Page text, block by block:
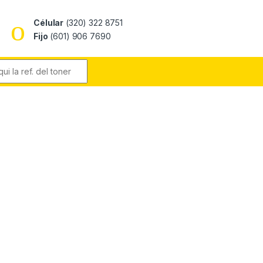
Célular (320) 322 8751
Fijo (601) 906 7690